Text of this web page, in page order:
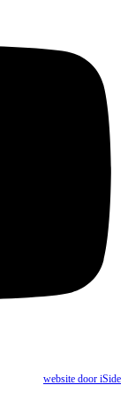
website door iSide